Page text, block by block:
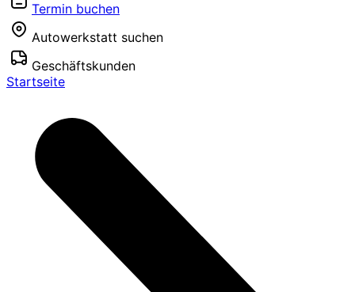
Termin buchen
Autowerkstatt suchen
Geschäftskunden
Startseite